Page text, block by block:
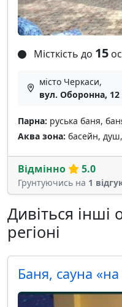
Місткість до 15
місто Черкаси,
вул. Оборонна, 12
Парна: руська баня,
Аква зона: басейн,
Відмінно 5.0
Грунтуючись на 1
Дивіться інші
регіоні
Баня, сауна